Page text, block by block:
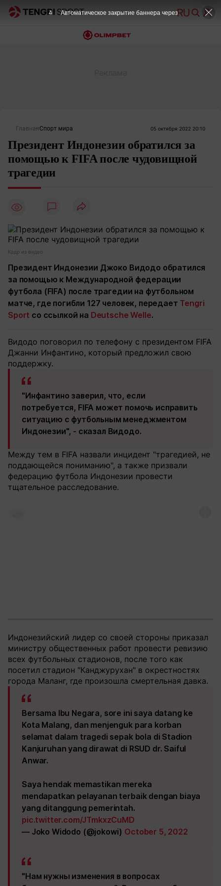
Главная Спорт мира 05 октября 2022 20:10
Президент Индонезии обратился за
помощью к FIFA после чудовищной
трагедии
Кадр из видео
Президент Индонезии Джоко Видодо обратился
за помощью к Международной федерации
футбола (FIFA) после трагедии на футбольном
матче, где погибли 127 человек, передает Tengri
Sport со ссылкой на Deutsche Welle.
Видодо поговорил по телефону с президентом FIFA
Джанни Инфантино, который предложил свою
поддержку.
"Инфантино заверил, что, если
потребуется, FIFA может помочь исправить
ситуацию с футбольным менеджментом
Индонезии", - сказал Видодо.
Между тем в FIFA назвали инцидент "трагедией, не
поддающейся пониманию", а также призвали
федерацию футбола Индонезии провести
тщательное расследование.
Индонезийский лидер со своей стороны приказал
министру общественных работ провести ревизию
всех футбольных стадионов, после того как
посетил стадион "Канджурухан" в окрестностях
города Маланг, где произошла смертельная давка.
Bersama Ibu Negara, sore ini saya datang ke
Kota Malang, dan menjenguk para korban
selamat dalam tragedi sepak bola di Stadion
Kanjuruhan yang dirawat di RSUD dr. Saiful
Anwar.
Saya hendak memastikan mereka
mendapatkan pelayanan terbaik dengan biaya
yang ditanggung pemerintah.
pic.twitter.com/JTmkxzCuMD
— Joko Widodo (@jokowi) October 5, 2022
"Нам нужны изменения в вопросах
4 Автоматическое закрытие баннера через